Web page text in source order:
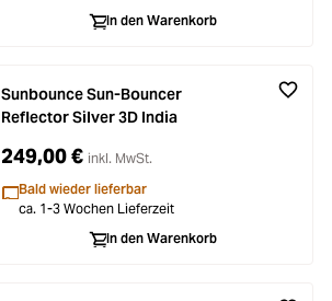
In den Warenkorb
Sunbounce Sun-Bouncer
Reflector Silver 3D India
249,00 € inkl. MwSt.
Bald wieder lieferbar
ca. 1-3 Wochen Lieferzeit
In den Warenkorb